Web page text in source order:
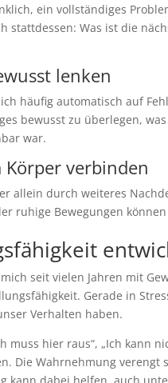
ein vollständiges
stattdessen: Was ist die
lenken
häufig automatisch auf
bewusst zu überlegen,
war.
verbinden
allein durch weiteres
ruhige Bewegungen
seit vielen Jahren mit
Gerade in
Verhalten haben.
hier raus“, „Ich kann
Die Wahrnehmung
kann dabei helfen, auch